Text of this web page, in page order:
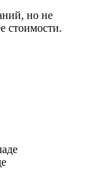
но не
стоимости.